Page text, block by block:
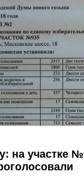
на участке